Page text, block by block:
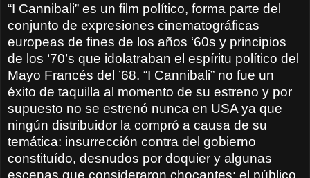
“I Cannibali” es un film político, forma parte del
conjunto de expresiones cinematográficas
europeas de fines de los años ‘60s y principios
de los ‘70’s que idolatraban el espíritu político del
Mayo Francés del ’68. “I Cannibali” no fue un
éxito de taquilla al momento de su estreno y por
supuesto no se estrenó nunca en USA ya que
ningún distribuidor la compró a causa de su
temática: insurrección contra del gobierno
constituído, desnudos por doquier y algunas
escenas que consideraron chocantes: el público